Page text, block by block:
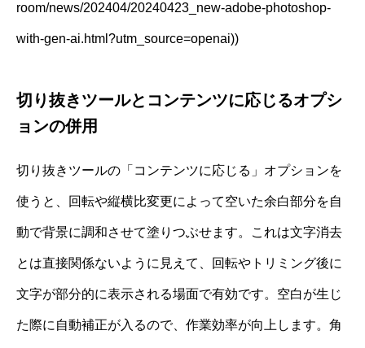
room/news/202404/20240423_new-adobe-photoshop-
with-gen-ai.html?utm_source=openai))
切り抜きツールとコンテンツに応じるオプシ
ョンの併用
切り抜きツールの「コンテンツに応じる」オプションを
使うと、回転や縦横比変更によって空いた余白部分を自
動で背景に調和させて塗りつぶせます。これは文字消去
とは直接関係ないように見えて、回転やトリミング後に
文字が部分的に表示される場面で有効です。空白が生じ
た際に自動補正が入るので、作業効率が向上します。角